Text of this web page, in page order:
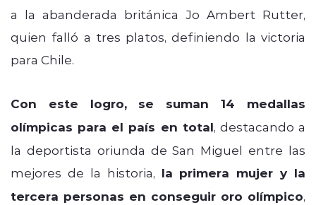
a la abanderada británica Jo Ambert Rutter,
quien falló a tres platos, definiendo la victoria
para Chile.
Con este logro, se suman 14 medallas
olímpicas para el país en total, destacando a
la deportista oriunda de San Miguel entre las
mejores de la historia, la primera mujer y la
tercera personas en conseguir oro olímpico,